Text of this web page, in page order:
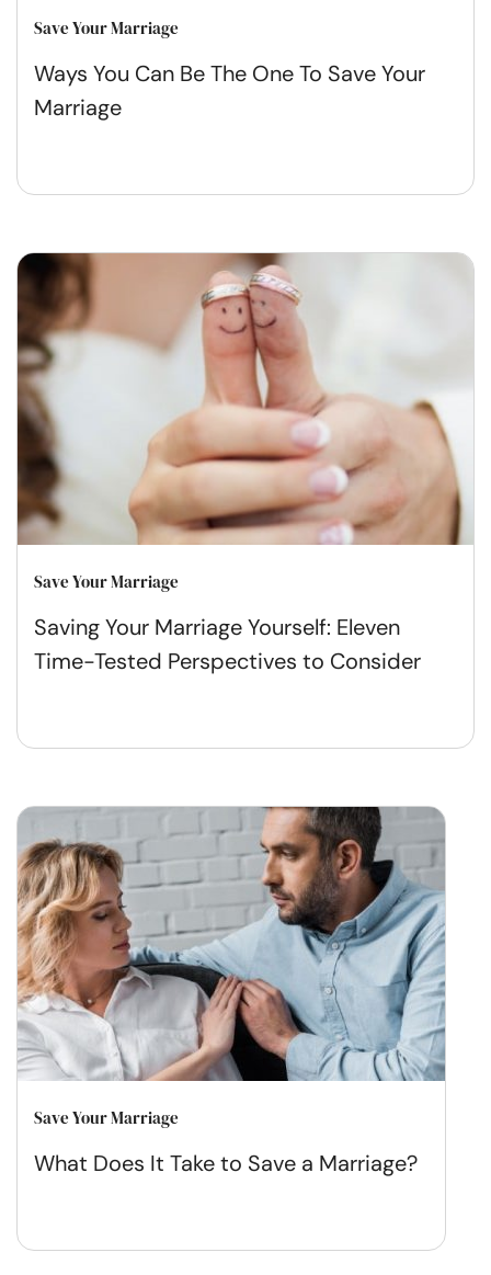
Save Your Marriage
Ways You Can Be The One To Save Your
Marriage
Save Your Marriage
Saving Your Marriage Yourself: Eleven
Time-Tested Perspectives to Consider
Save Your Marriage
What Does It Take to Save a Marriage?